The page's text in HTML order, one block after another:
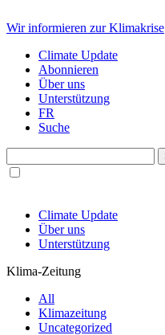
Wir informieren zur Klimakrise
Climate Update
Abonnieren
Über uns
Unterstützung
FR
Suche
Climate Update
Über uns
Unterstützung
Klima-Zeitung
All
Klimazeitung
Uncategorized